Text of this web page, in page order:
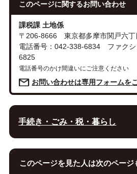
このページに関するお問い合わせ
課税課 土地係
〒206-8666 東京都多摩市関戸六丁
電話番号：042-338-6834 ファクシ
6825
電話番号のかけ間違いにご注意ください
お問い合わせは専用フォームを
手続き・ごみ・税・暮らし
このページを見た人は次のページ